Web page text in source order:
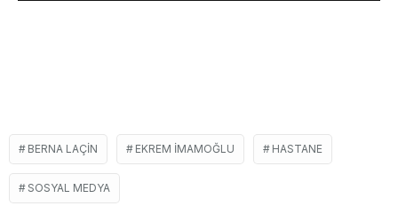
BERNA LAÇIN EKREM IMAMOĞLU HASTANE
SOSYAL MEDYA